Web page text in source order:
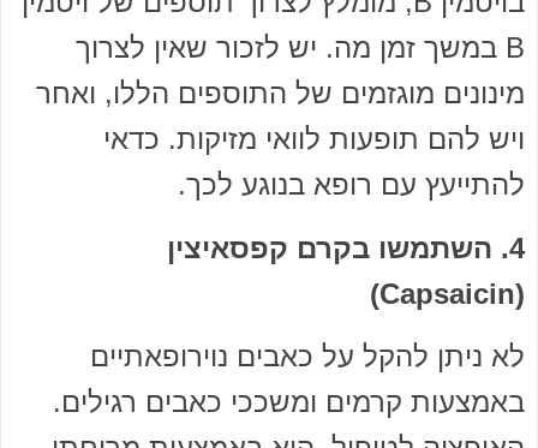
B במשך זמן מה. יש לזכור שאין לצרוך
מינונים מוגזמים של התוספים הללו, ואחר
ויש להם תופעות לוואי מזיקות. כדאי
להתייעץ עם רופא בנוגע לכך.
4. השתמשו בקרם קפסאיצין
(Capsaicin)
לא ניתן להקל על כאבים נוירופאתיים
באמצעות קרמים ומשככי כאבים רגילים.